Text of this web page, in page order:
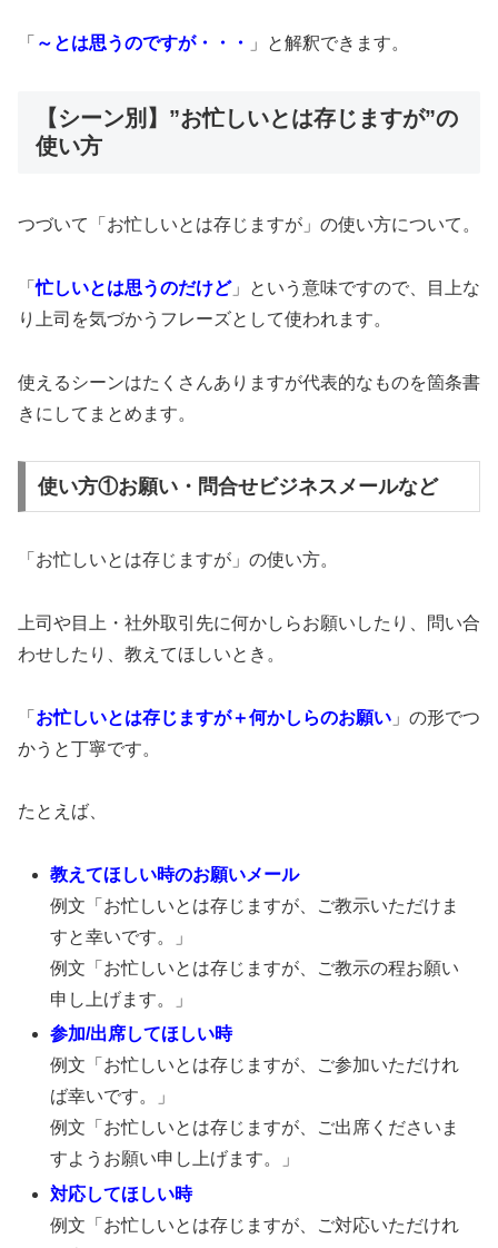
「 ～とは思うのですが・・・ 」と解釈できます。
【シーン別】”お忙しいとは存じますが”の
使い方
つづいて「お忙しいとは存じますが」の使い方について。
「忙しいとは思うのだけど」という意味ですので、目上な
り上司を気づかうフレーズとして使われます。
使えるシーンはたくさんありますが代表的なものを箇条書
きにしてまとめます。
使い方①お願い・問合せビジネスメールなど
「お忙しいとは存じますが」の使い方。
上司や目上・社外取引先に何かしらお願いしたり、問い合
わせしたり、教えてほしいとき。
「 お忙しいとは存じますが＋何かしらのお願い 」の形でつ
かうと丁寧です。
たとえば、
教えてほしい時のお願いメール
例文「お忙しいとは存じますが、ご教示いただけま
すと幸いです。」
例文「お忙しいとは存じますが、ご教示の程お願い
申し上げます。」
参加/出席してほしい時
例文「お忙しいとは存じますが、ご参加いただけれ
ば幸いです。」
例文「お忙しいとは存じますが、ご出席くださいま
すようお願い申し上げます。」
対応してほしい時
例文「お忙しいとは存じますが、ご対応いただけれ